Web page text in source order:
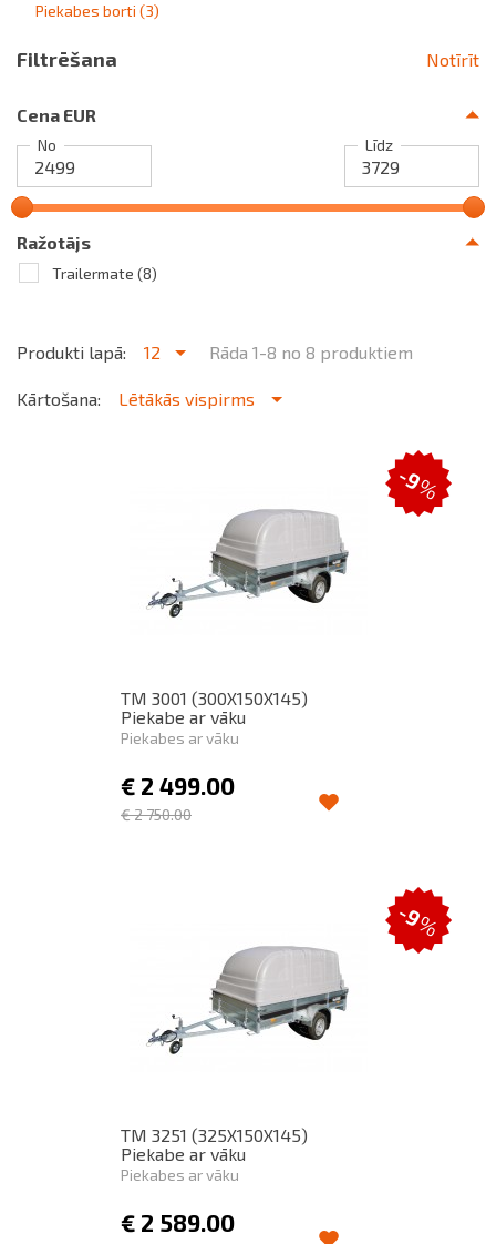
Piekabes borti (3)
Filtrēšana Notīrīt
Cena EUR
No Līdz
Ražotājs
Trailermate (8)
Produkti lapā: 12 Rāda 1-8 no 8 produktiem
Kārtošana: Lētākās vispirms
TM 3001 (300X150X145)
Piekabe ar vāku
Piekabes ar vāku
€ 2 499.00
€2 750.00
-9%
TM 3251 (325X150X145)
Piekabe ar vāku
Piekabes ar vāku
€ 2 589.00
-9%